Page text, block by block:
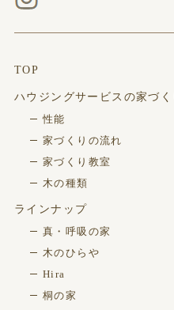
TOP
ハウジングサービスの家づく
性能
家づくりの流れ
家づくり教室
木の種類
ラインナップ
真・呼吸の家
木のひらや
Hira
桐の家